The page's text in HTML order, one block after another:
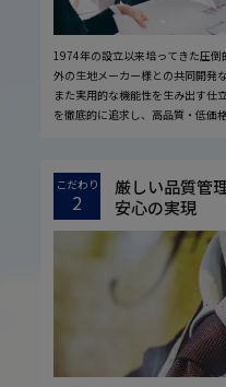
1974年の設立以来培ってきた圧
外の生地メーカー様との共同開発
また実用的な機能性を生み出す仕
を徹底的に追求し、高品質・低価
こだわり
2
厳しい品質管
安心の実現